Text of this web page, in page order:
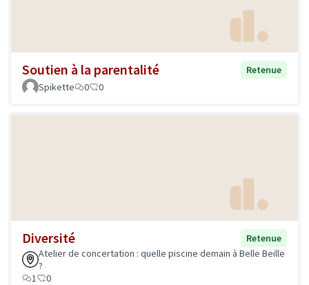
Soutien à la parentalité
Retenue
Spikette
0 0
Diversité
Retenue
Atelier de concertation : quelle piscine demain à Belle Beille
?
1
0